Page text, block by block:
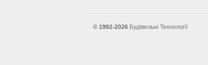
© 1992-2026 Будівельні Технології